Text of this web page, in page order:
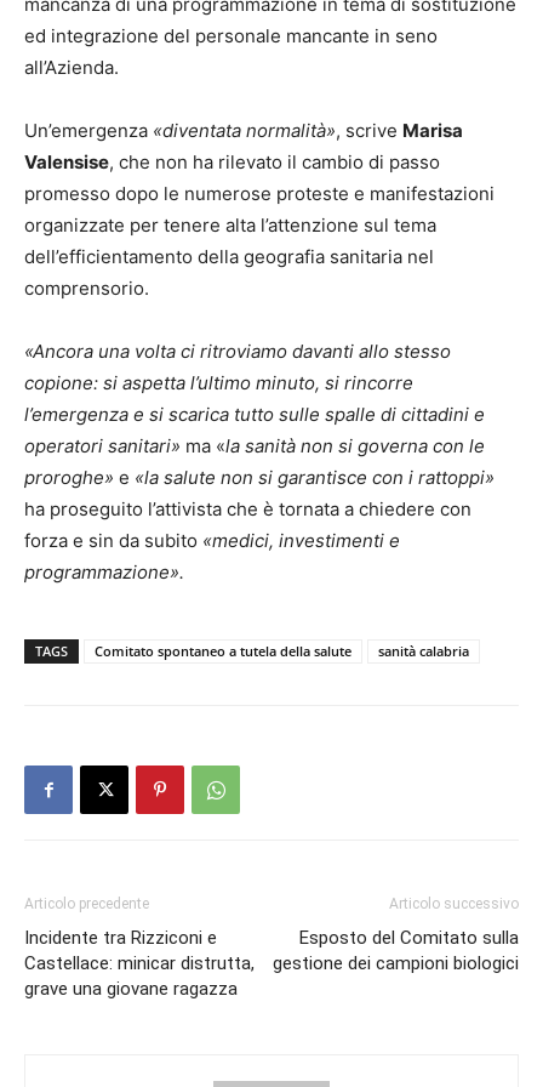
ed integrazione del personale mancante in seno
all’Azienda.
Un’emergenza «diventata normalità», scrive Marisa
Valensise, che non ha rilevato il cambio di passo
promesso dopo le numerose proteste e manifestazioni
organizzate per tenere alta l’attenzione sul tema
dell’efficientamento della geografia sanitaria nel
comprensorio.
«Ancora una volta ci ritroviamo davanti allo stesso
copione: si aspetta l’ultimo minuto, si rincorre
l’emergenza e si scarica tutto sulle spalle di cittadini e
operatori sanitari» ma «la sanità non si governa con le
proroghe» e «la salute non si garantisce con i rattoppi»
ha proseguito l’attivista che è tornata a chiedere con
forza e sin da subito «medici, investimenti e
programmazione».
TAGS Comitato spontaneo a tutela della salute sanità calabria
Articolo precedente
Incidente tra Rizziconi e
Castellace: minicar distrutta,
grave una giovane ragazza
Articolo successivo
Esposto del Comitato sulla
gestione dei campioni biologici